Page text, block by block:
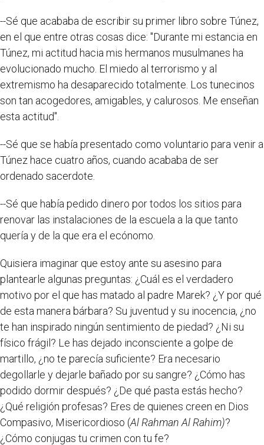
--Sé que acababa de escribir su primer libro sobre Túnez,
en el que entre otras cosas dice: "Durante mi estancia en
Túnez, mi actitud hacia mis hermanos musulmanes ha
evolucionado mucho. El miedo al terrorismo y al
extremismo ha desaparecido totalmente. Los tunecinos
son tan acogedores, amigables, y calurosos. Me enseñan
esta actitud".
--Sé que se había presentado como voluntario para venir a
Túnez hace cuatro años, cuando acababa de ser
ordenado sacerdote.
--Sé que había pedido dinero por todos los sitios para
renovar las instalaciones de la escuela a la que tanto
quería y de la que era el ecónomo.
Quisiera imaginar que estoy ante su asesino para
plantearle algunas preguntas: ¿Cuál es el verdadero
motivo por el que has matado al padre Marek? ¿Y por qué
de esta manera bárbara? Su juventud y su inocencia, ¿no
te han inspirado ningún sentimiento de piedad? ¿Ni su
físico frágil? Le has dejado inconsciente a golpe de
martillo, ¿no te parecía suficiente? Era necesario
degollarle y dejarle bañado por su sangre? ¿Cómo has
podido dormir después? ¿De qué pasta estás hecho?
¿Qué religión profesas? Eres de quienes creen en Dios
Compasivo, Misericordioso (Al Rahman Al Rahim)?
¿Cómo conjugas tu crimen con tu fe?